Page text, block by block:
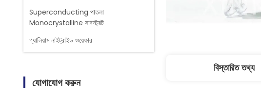
Superconducting পাতলা
Monocrystalline সাবস্ট্রট
গ্যালিয়াম নাইট্রাইড ওয়েফার
যোগাযোগ করুন
বিস্তারিত তথ্য